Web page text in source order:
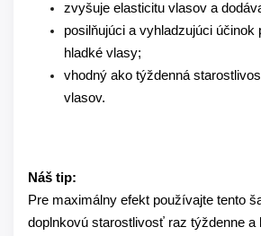
zvyšuje elasticitu vlasov a
posilňujúci a vyhladzujúci účinok
hladké vlasy;
vhodný ako týždenná
vlasov.
Náš tip:
Pre maximálny efekt používajte tento
doplnkovú starostlivosť raz týždenne a